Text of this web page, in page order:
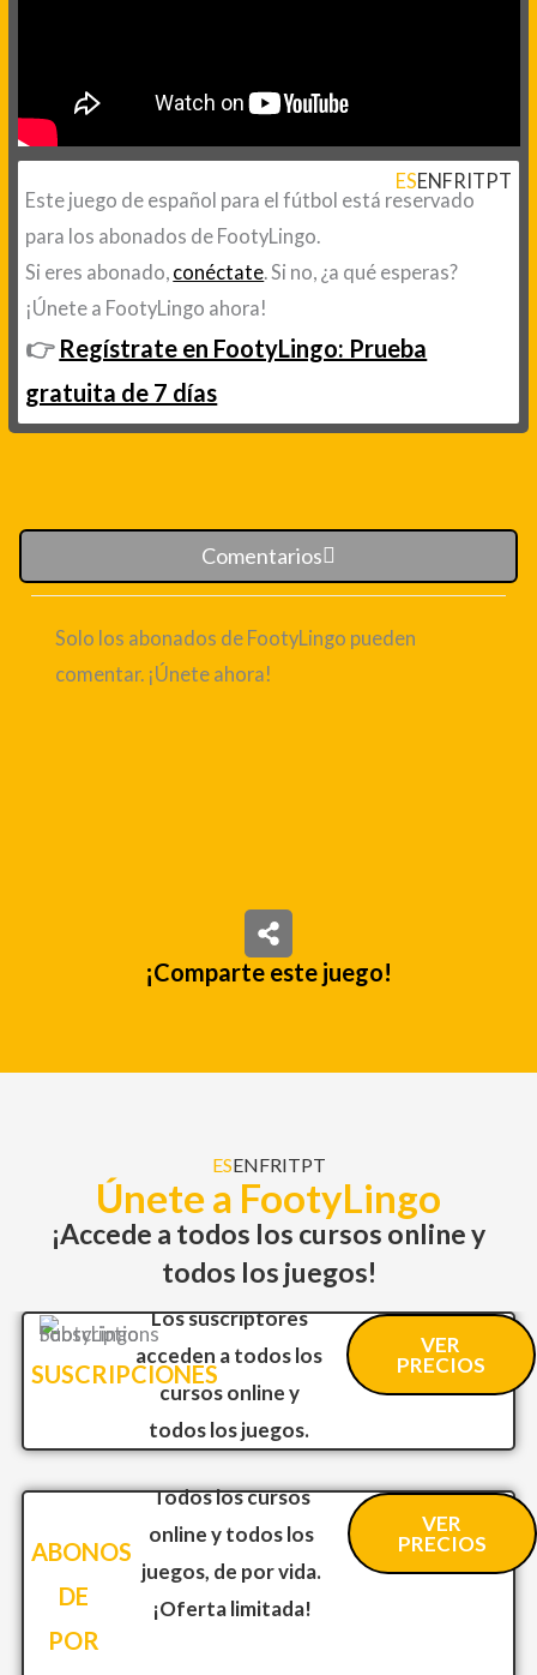
ESENFRITPT
Este juego de español para el fútbol está reservado
para los abonados de FootyLingo.
Si eres abonado, conéctate. Si no, ¿a qué esperas?
¡Únete a FootyLingo ahora!
👉 Regístrate en FootyLingo: Prueba
gratuita de 7 días
Comentarios
Solo los abonados de FootyLingo pueden
comentar. ¡Únete ahora!
¡Comparte este juego!
ESENFRITPT
Únete a FootyLingo
¡Accede a todos los cursos online y
todos los juegos!
SUSCRIPCIONES
Los suscriptores
acceden a todos los
cursos online y
todos los juegos.
VER
PRECIOS
ABONOS
DE
POR
Todos los cursos
online y todos los
juegos, de por vida.
¡Oferta limitada!
VER
PRECIOS